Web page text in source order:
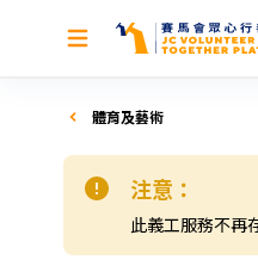
體育及藝術
注意：
此義工服務不再